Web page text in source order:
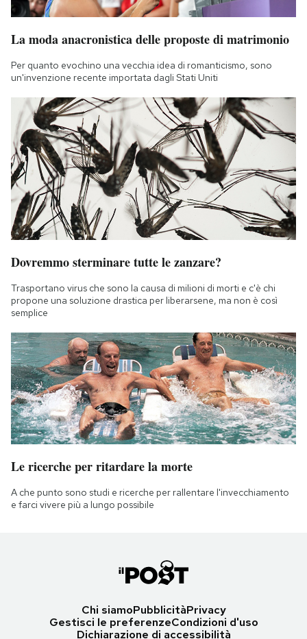
La moda anacronistica delle proposte di matrimonio
Per quanto evochino una vecchia idea di romanticismo, sono
un'invenzione recente importata dagli Stati Uniti
Dovremmo sterminare tutte le zanzare?
Trasportano virus che sono la causa di milioni di morti e c'è chi
propone una soluzione drastica per liberarsene, ma non è così
semplice
Le ricerche per ritardare la morte
A che punto sono studi e ricerche per rallentare l'invecchiamento
e farci vivere più a lungo possibile
Chi siamoPubblicitàPrivacy
Gestisci le preferenzeCondizioni d'uso
Dichiarazione di accessibilità